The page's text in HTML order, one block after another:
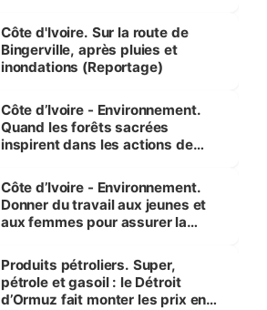
(Alassane Ouattara
Côte d'Ivoire. Sur la route de
Bingerville, après pluies et
inondations (Reportage)
Côte d’Ivoire - Environnement.
Quand les forêts sacrées
inspirent dans les actions de
Côte d’Ivoire - Environnement.
Donner du travail aux jeunes et
aux femmes pour assurer la
menacées
Produits pétroliers. Super,
pétrole et gasoil : le Détroit
d’Ormuz fait monter les prix en